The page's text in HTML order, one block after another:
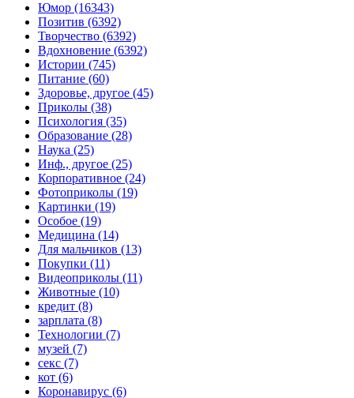
Юмор (16343)
Позитив (6392)
Творчество (6392)
Вдохновение (6392)
Истории (745)
Питание (60)
Здоровье, другое (45)
Приколы (38)
Психология (35)
Образование (28)
Наука (25)
Инф., другое (25)
Корпоративное (24)
Фотоприколы (19)
Картинки (19)
Особое (19)
Медицина (14)
Для мальчиков (13)
Покупки (11)
Видеоприколы (11)
Животные (10)
кредит (8)
зарплата (8)
Технологии (7)
музей (7)
секс (7)
кот (6)
Коронавирус (6)